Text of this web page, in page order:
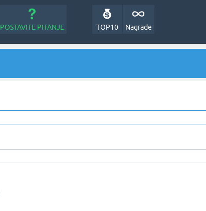
POSTAVITE PITANJE Nagrade
TOP10